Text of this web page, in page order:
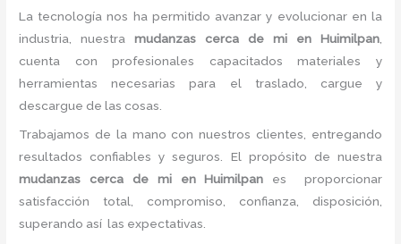
La tecnología nos ha permitido avanzar y evolucionar en la
industria, nuestramudanzas cerca de mi en Huimilpan,
cuenta con profesionales capacitados materiales y
herramientas necesarias para el traslado, cargue y
descargue de las cosas.
Trabajamos de la mano con nuestros clientes, entregando
resultados confiables y seguros. El propósito de nuestra
mudanzas cerca de mien Huimilpan es proporcionar
satisfacción total, compromiso, confianza, disposición,
superando así las expectativas.